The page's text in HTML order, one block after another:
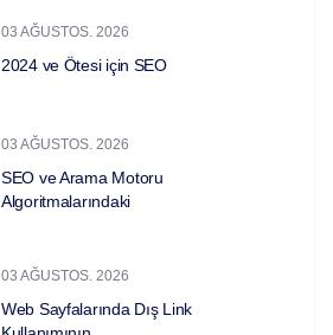
03 AĞUSTOS. 2026
2024 ve Ötesi için SEO
03 AĞUSTOS. 2026
SEO ve Arama Motoru
Algoritmalarındaki
03 AĞUSTOS. 2026
Web Sayfalarında Dış Link